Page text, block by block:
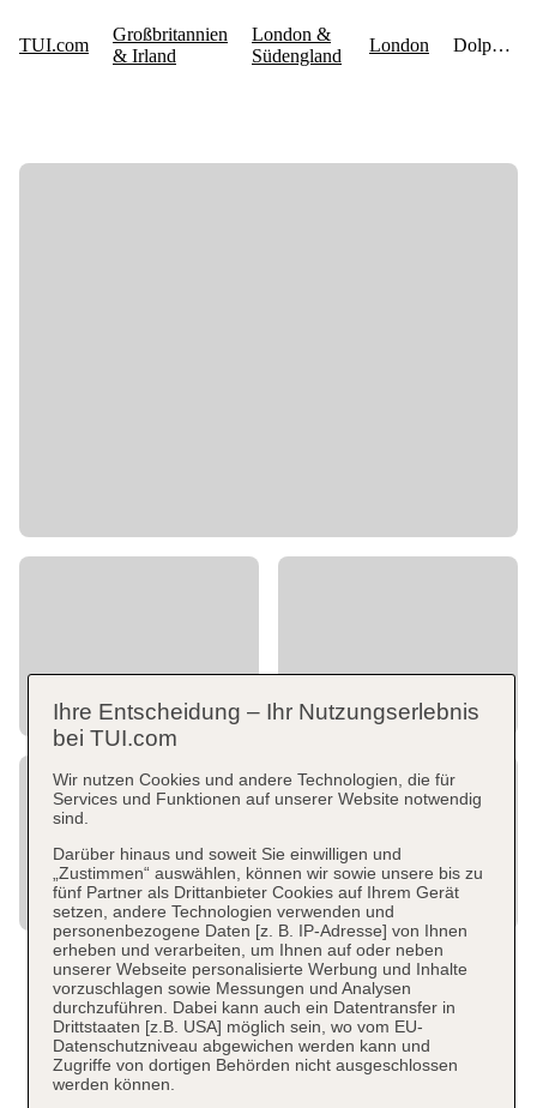
Ihre Entscheidung – Ihr Nutzungserlebnis
bei TUI.com
Wir nutzen Cookies und andere Technologien, die für
Services und Funktionen auf unserer Website notwendig
sind.
Darüber hinaus und soweit Sie einwilligen und
„Zustimmen“ auswählen, können wir sowie unsere bis zu
fünf Partner als Drittanbieter Cookies auf Ihrem Gerät
setzen, andere Technologien verwenden und
personenbezogene Daten [z. B. IP-Adresse] von Ihnen
erheben und verarbeiten, um Ihnen auf oder neben
unserer Webseite personalisierte Werbung und Inhalte
vorzuschlagen sowie Messungen und Analysen
durchzuführen. Dabei kann auch ein Datentransfer in
Drittstaaten [z.B. USA] möglich sein, wo vom EU-
Datenschutzniveau abgewichen werden kann und
Zugriffe von dortigen Behörden nicht ausgeschlossen
werden können.